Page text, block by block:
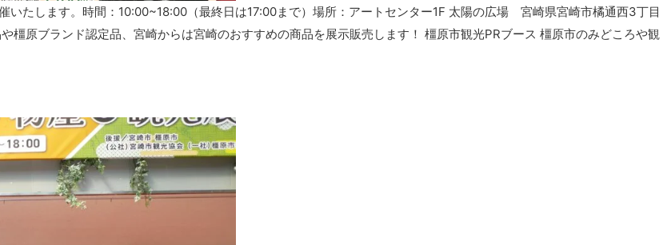
いたします。時間：10:00~18:00（最終日は17:00まで）場所：アートセンター1F 太陽の広場 宮崎県宮崎市橘通西3丁目
原ブランド認定品、宮崎からは宮崎のおすすめの商品を展示販売します！ 橿原市観光PRブース 橿原市のみどころや観